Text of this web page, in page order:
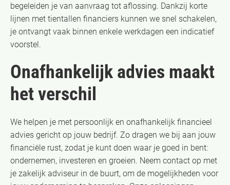
begeleiden je van aanvraag tot aflossing. Dankzij korte
lijnen met tientallen financiers kunnen we snel schakelen,
je ontvangt vaak binnen enkele werkdagen een indicatief
voorstel.
Onafhankelijk advies maakt
het verschil
We helpen je met persoonlijk en onafhankelijk financieel
advies gericht op jouw bedrijf. Zo dragen we bij aan jouw
financiële rust, zodat je kunt doen waar je goed in bent:
ondernemen, investeren en groeien. Neem contact op met
je zakelijk adviseur in de buurt, om de mogelijkheden voor